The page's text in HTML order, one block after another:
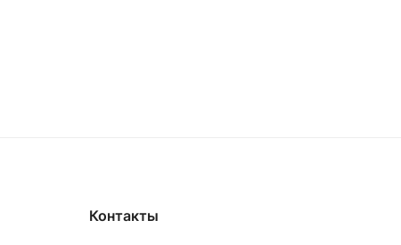
Контакты